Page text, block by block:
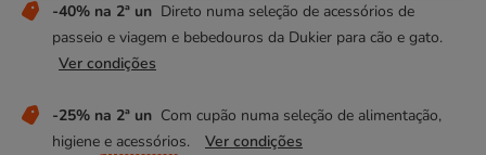
-40% na 2ª un Direto numa seleção de acessórios de
passeio e viagem e bebedouros da Dukier para cão e gato.
Ver condições
-25% na 2ª un Com cupão numa seleção de alimentação,
higiene e acessórios.
Ver condições